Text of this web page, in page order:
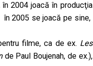
în 2004 joacă în producţia
în 2005 se joacă pe sine,
filme, ca de ex. Les
de Paul Boujenah, de ex.),